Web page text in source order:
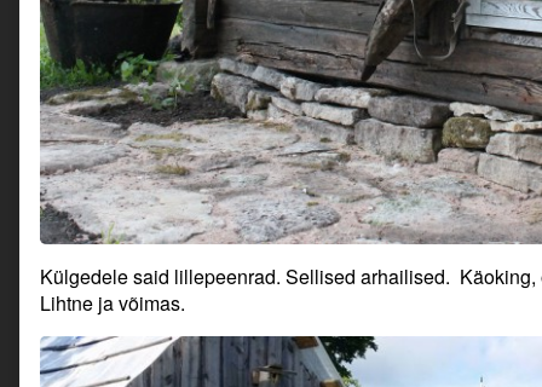
Külgedele said lillepeenrad. Sellised arhailised.
Lihtne ja võimas.